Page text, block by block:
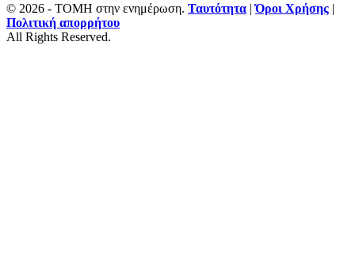
© 2026 - ΤΟΜΗ στην ενημέρωση. Ταυτότητα |Όροι Χρήσης |
Πολιτική απορρήτου
All Rights Reserved.